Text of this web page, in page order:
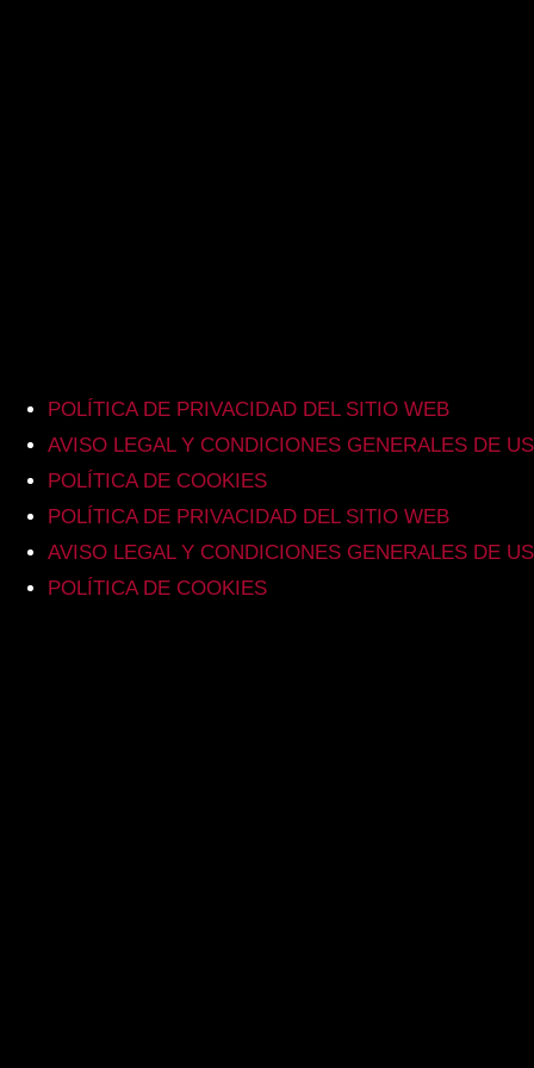
POLÍTICA DE PRIVACIDAD DEL SITIO WEB
AVISO LEGAL Y CONDICIONES GENERALES DE
POLÍTICA DE COOKIES
POLÍTICA DE PRIVACIDAD DEL SITIO WEB
AVISO LEGAL Y CONDICIONES GENERALES DE
POLÍTICA DE COOKIES